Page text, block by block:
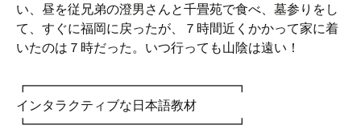
い、昼を従兄弟の澄男さんと千畳苑で食べ、墓参りをし
て、すぐに福岡に戻ったが、７時間近くかかって家に着
いたのは７時だった。いつ行っても山陰は遠い！
┏━━━━━━━━━━━━━━━━┓
インタラクティブな日本語教材
┗━━━━━━━━━━━━━━━━┛